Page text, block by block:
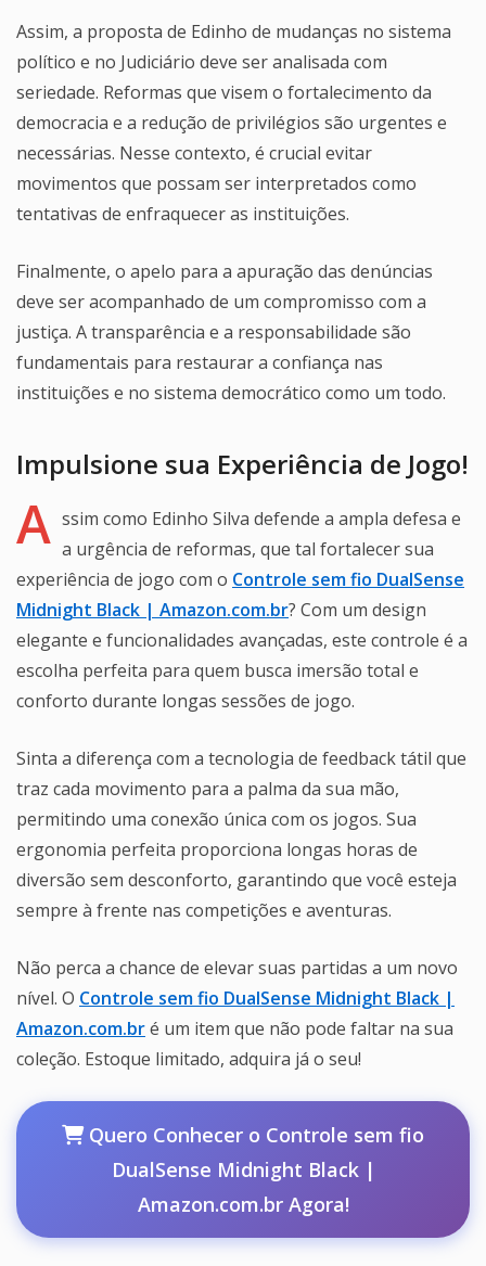
Assim, a proposta de Edinho de mudanças no sistema
político e no Judiciário deve ser analisada com
seriedade. Reformas que visem o fortalecimento da
democracia e a redução de privilégios são urgentes e
necessárias. Nesse contexto, é crucial evitar
movimentos que possam ser interpretados como
tentativas de enfraquecer as instituições.
Finalmente, o apelo para a apuração das denúncias
deve ser acompanhado de um compromisso com a
justiça. A transparência e a responsabilidade são
fundamentais para restaurar a confiança nas
instituições e no sistema democrático como um todo.
Impulsione sua Experiência de Jogo!
A ssim como Edinho Silva defende a ampla defesa e
a urgência de reformas, que tal fortalecer sua
experiência de jogo com o Controle sem fio DualSense
Midnight Black | Amazon.com.br? Com um design
elegante e funcionalidades avançadas, este controle é a
escolha perfeita para quem busca imersão total e
conforto durante longas sessões de jogo.
Sinta a diferença com a tecnologia de feedback tátil que
traz cada movimento para a palma da sua mão,
permitindo uma conexão única com os jogos. Sua
ergonomia perfeita proporciona longas horas de
diversão sem desconforto, garantindo que você esteja
sempre à frente nas competições e aventuras.
Não perca a chance de elevar suas partidas a um novo
nível. O Controle sem fio DualSense Midnight Black |
Amazon.com.bré um item que não pode faltar na sua
coleção. Estoque limitado, adquira já o seu!
Quero Conhecer o Controle sem fio
DualSense Midnight Black |
Amazon.com.br Agora!